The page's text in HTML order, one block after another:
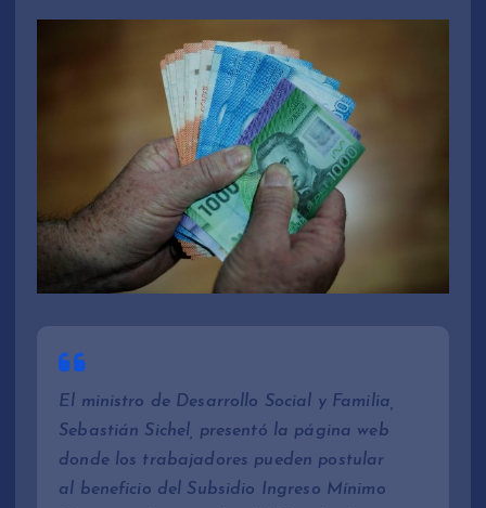
El ministro de Desarrollo Social y Familia,
Sebastián Sichel, presentó la página web
donde los trabajadores pueden postular
al beneficio del Subsidio Ingreso Mínimo